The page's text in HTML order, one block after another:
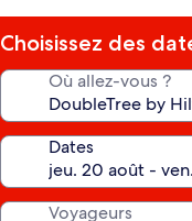
Choisissez des
Où allez-vous ?
Dates
Voyageurs